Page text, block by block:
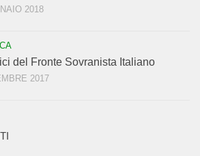
2018
del Fronte Sovranista Italiano
2017